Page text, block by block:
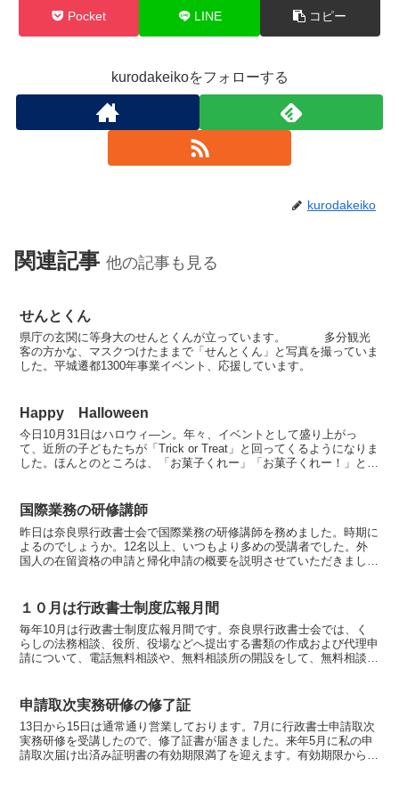
Pocket LINE コピー
kurodakeikoをフォローする
kurodakeiko
関連記事 他の記事も見る
せんとくん
県庁の玄関に等身大のせんとくんが立っています。 多分観光
客の方かな、マスクつけたままで「せんとくん」と写真を撮っていま
した。平城遷都1300年事業イベント、応援しています。
Happy Halloween
今日10月31日はハロウィ―ン。年々、イベントとして盛り上がっ
て、近所の子どもたちが「Trick or Treat」と回ってくるようになりま
した。ほんとのところは、「お菓子くれー」「お菓子くれー！」と叫
国際業務の研修講師
昨日は奈良県行政書士会で国際業務の研修講師を務めました。時期に
よるのでしょうか。12名以上、いつもより多めの受講者でした。外
国人の在留資格の申請と帰化申請の概要を説明させていただきまし
１０月は行政書士制度広報月間
毎年10月は行政書士制度広報月間です。奈良県行政書士会では、く
らしの法務相談、役所、役場などへ提出する書類の作成および代理申
請について、電話無料相談や、無料相談所の開設をして、無料相談に
申請取次実務研修の修了証
13日から15日は通常通り営業しております。7月に行政書士申請取次
実務研修を受講したので、修了証書が届きました。来年5月に私の申
請取次届け出済み証明書の有効期限満了を迎えます。有効期限からさ